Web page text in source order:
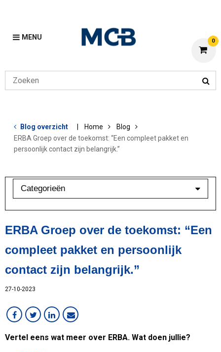
MENU 0
Blog overzicht Home
Blog
ERBA Groep over de toekomst: “Een compleet pakket en
persoonlijk contact zijn belangrijk.”
Categorieën
Klant in beeld
MCB Campus
MVO
RVS
Services
Staal
ERBA Groep over de toekomst: “Een
compleet pakket en persoonlijk
contact zijn belangrijk.”
27-10-2023
Vertel eens wat meer over ERBA. Wat doen jullie?